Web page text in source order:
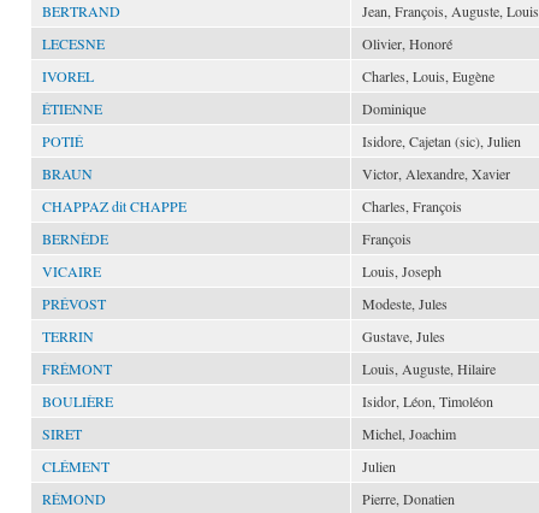
BERTRAND
Jean, François, Auguste, Louis
LECESNE
Olivier, Honoré
IVOREL
Charles, Louis, Eugène
ÉTIENNE
Dominique
POTIÉ
Isidore, Cajetan (sic), Julien
BRAUN
Victor, Alexandre, Xavier
CHAPPAZ dit CHAPPE
Charles, François
BERNÈDE
François
VICAIRE
Louis, Joseph
PRÉVOST
Modeste, Jules
TERRIN
Gustave, Jules
FRÉMONT
Louis, Auguste, Hilaire
BOULIÈRE
Isidor, Léon, Timoléon
SIRET
Michel, Joachim
CLÉMENT
Julien
RÉMOND
Pierre, Donatien